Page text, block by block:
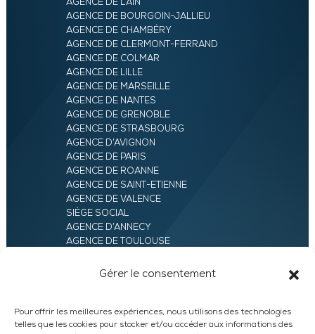
Gérer le consentement
Pour offrir les meilleures expériences, nous utilisons des technologies
telles que les cookies pour stocker et/ou accéder aux informations des
AGENCE DE L’AIN
AGENCE DE BOURGOIN-JALLIEU
AGENCE DE CHAMBÉRY
AGENCE DE CLERMONT-FERRAND
AGENCE DE COLMAR
AGENCE DE LILLE
AGENCE DE MARSEILLE
AGENCE DE NANTES
AGENCE DE GRENOBLE
AGENCE DE STRASBOURG
AGENCE D’AVIGNON
AGENCE DE PARIS
AGENCE DE ROANNE
AGENCE DE SAINT-ETIENNE
AGENCE DE VALENCE
SIÈGE SOCIAL
AGENCE D’ANNECY
AGENCE DE TOULOUSE
AGENCE D’ORLÉANS